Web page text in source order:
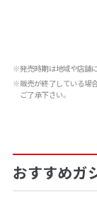
※発売時期は地域や店舗
※販売が終了している場
ご了承下さい。
おすすめガ